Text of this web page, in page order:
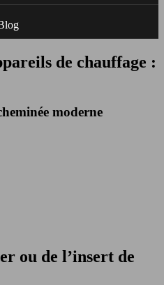
de chauffage :
moderne
ou de l’insert de